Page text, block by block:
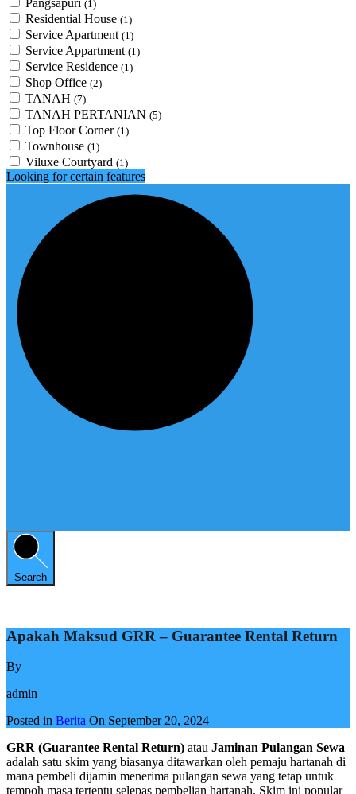
(1)
Residential House (1)
Service Apartment (1)
Service Appartment (1)
Service Residence (1)
Shop Office (2)
TANAH (7)
TANAH PERTANIAN (5)
Top Floor Corner (1)
Townhouse (1)
Viluxe Courtyard (1)
Looking for certain features
Search
Apakah Maksud GRR – Guarantee Rental Return
By
admin
Posted in Berita On September 20, 2024
GRR (Guarantee Rental Return) atau Jaminan Pulangan Sewa
adalah satu skim yang biasanya ditawarkan oleh pemaju hartanah di
mana pembeli dijamin menerima pulangan sewa yang tetap untuk
tempoh masa tertentu selepas pembelian hartanah. Skim ini popular